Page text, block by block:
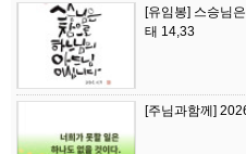
[유임봉] 스승님
태 14,33
[주님과함께]